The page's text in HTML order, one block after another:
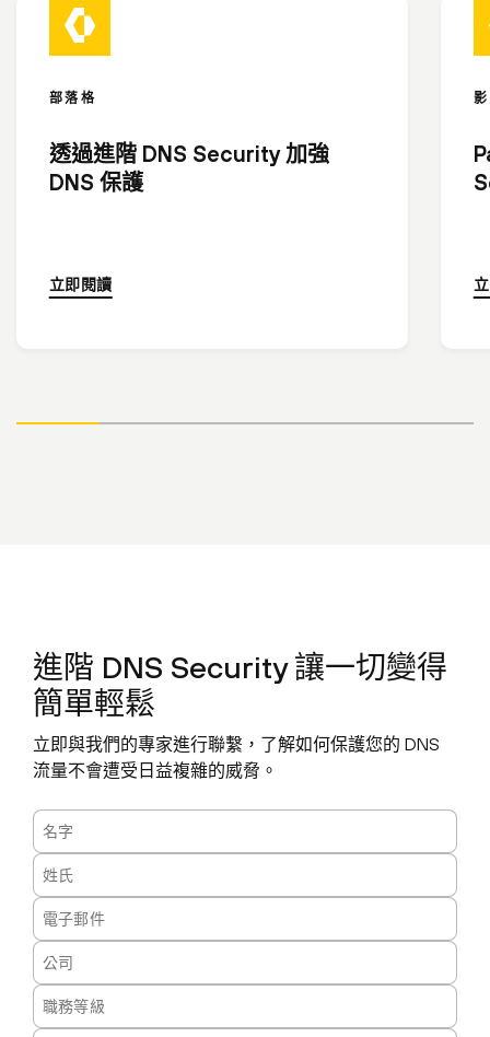
部落格
透過進階 DNS Security 加強
DNS 保護
立即閱讀
進階 DNS Security 讓一切變得
簡單輕鬆
立即與我們的專家進行聯繫，了解如何保護您的 DNS
流量不會遭受日益複雜的威脅。